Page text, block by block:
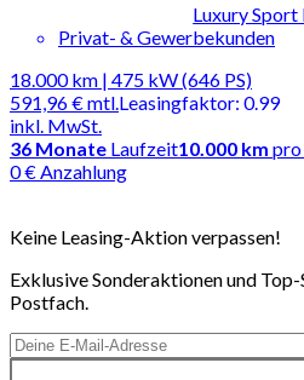
Luxury
Privat- & Gewerbekunden
18.000 km | 475 kW (646 PS)
591,96 €mtl.
inkl. MwSt.
Leasingfaktor: 0.99
36 Monate Laufzeit10.000 km pro
0 € Anzahlung
Keine Leasing-Aktion verpassen!
Exklusive Sonderaktionen und
Postfach.